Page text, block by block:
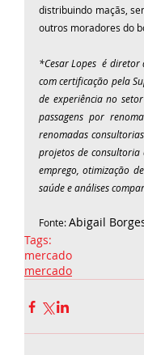
distribuindo maçãs,
outros moradores do
*Cesar Lopes
é
com certificação pela
de experiência no
passagens por
renomadas
projetos de consultoria
emprego, otimização
saúde e análises
Fonte: Abigail
Tags:
mercado
mercado